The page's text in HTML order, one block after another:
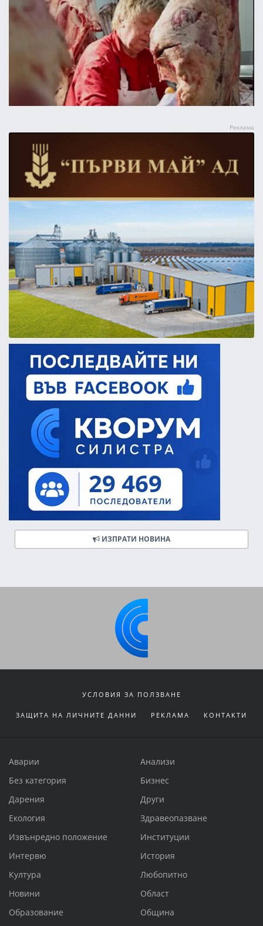
ИЗПРАТИ НОВИНА
УСЛОВИЯ ЗА ПОЛЗВАНЕ
ЗАЩИТА НА ЛИЧНИТЕ ДАННИ РЕКЛАМА КОНТАКТИ
Аварии
Анализи
Без категория
Бизнес
Дарения
Други
Екология
Здравеопазване
Извънредно положение
Институции
Интервю
История
Култура
Любопитно
Новини
Област
Образование
Община